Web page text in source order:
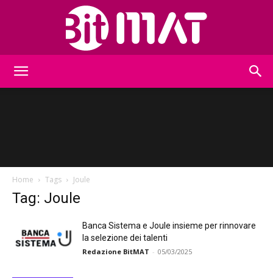
Home Tags Joule
Tag: Joule
Banca Sistema e Joule insieme per rinnovare
la selezione dei talenti
Redazione BitMAT - 05/03/2025